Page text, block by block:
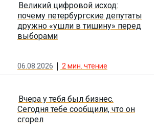
Великий цифровой исход:
почему петербургские депутаты
дружно «ушли в тишину» перед
выборами
06.08.2026 2 мин. чтение
Вчера у тебя был бизнес.
Сегодня тебе сообщили, что он
сгорел